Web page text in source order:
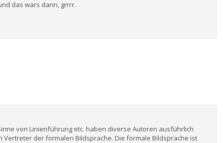
das wars dann, grrrr.
von Linienführung etc. haben diverse Autoren ausführlich
der formalen Bildsprache. Die formale Bildsprache ist